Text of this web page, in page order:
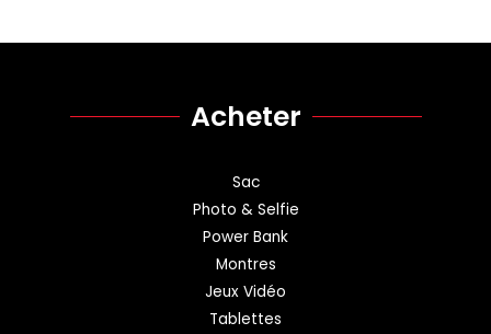
Acheter
Sac
Photo & Selfie
Power Bank
Montres
Jeux Vidéo
Tablettes